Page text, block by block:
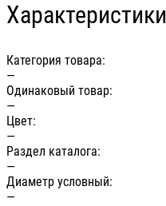
Характеристики
Категория товара:
—
Одинаковый товар:
—
Цвет:
—
Раздел каталога:
—
Диаметр условный:
—